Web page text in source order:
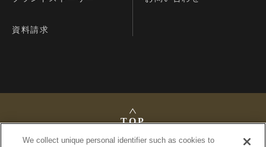
資料請求
TOP
We collect unique personal identifier such as cookies to